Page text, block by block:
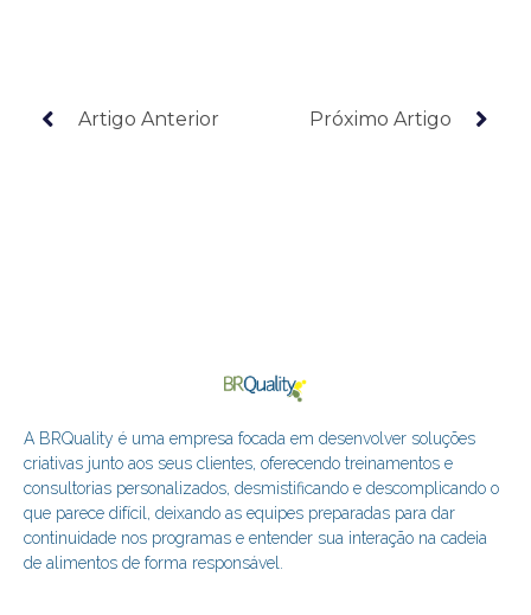
Artigo Anterior Próximo Artigo
A BRQuality é uma empresa focada em desenvolver soluções
criativas junto aos seus clientes, oferecendo treinamentos e
consultorias personalizados, desmistificando e descomplicando o
que parece difícil, deixando as equipes preparadas para dar
continuidade nos programas e entender sua interação na cadeia
de alimentos de forma responsável.